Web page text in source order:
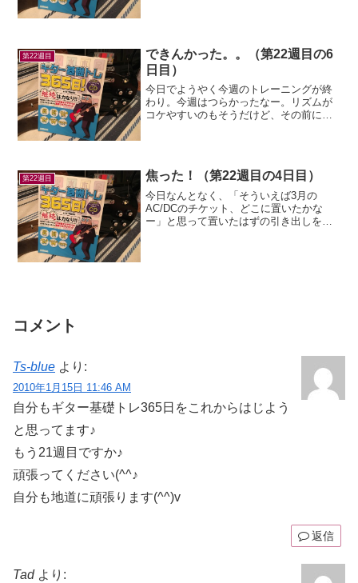
第22週目
できんかった。。（第22週目の6
日目）
今日でようやく今週のトレーニングが終
わり。今週はつらかったなー。リズムが
コケやすいのもそうだけど、その前にフ
ω・｀)そももそ6...
第22週目 焦った！（第22週目の4日目）
今日なんとなく、「そういえば3月の
AC/DCのチケット、どこに置いたかな
ー」と思って置いたはずの引き出しを見
コメント
Ts-blue より:
2010年1月15日 11:46 AM
自分もギター基礎トレ365日をこれからはじよう
と思ってます♪
もう21週目ですか♪
頑張ってください(^^♪
自分も地道に頑張ります(^^)v
返信
Tad より: